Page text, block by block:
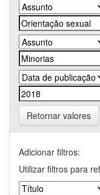
Retornar valores
Adicionar filtros:
Utilizar filtros para